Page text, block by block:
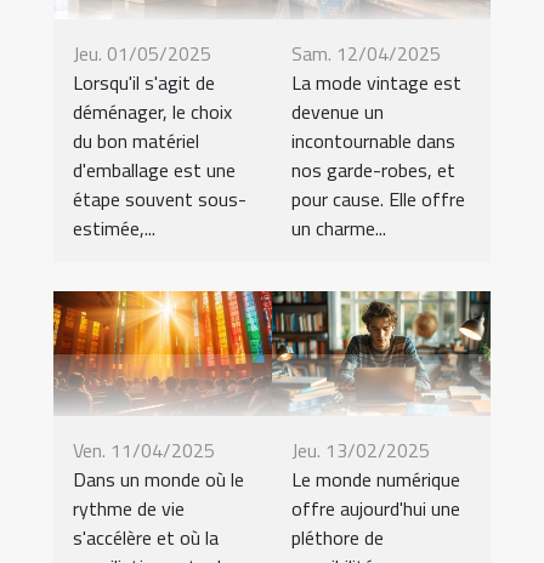
Jeu. 01/05/2025
Lorsqu'il s'agit de
déménager, le choix
du bon matériel
d'emballage est une
étape souvent sous-
estimée,...
Sam. 12/04/2025
La mode vintage est
devenue un
incontournable dans
nos garde-robes, et
pour cause. Elle offre
un charme...
Ven. 11/04/2025
Dans un monde où le
rythme de vie
s'accélère et où la
Jeu. 13/02/2025
Le monde numérique
offre aujourd'hui une
pléthore de